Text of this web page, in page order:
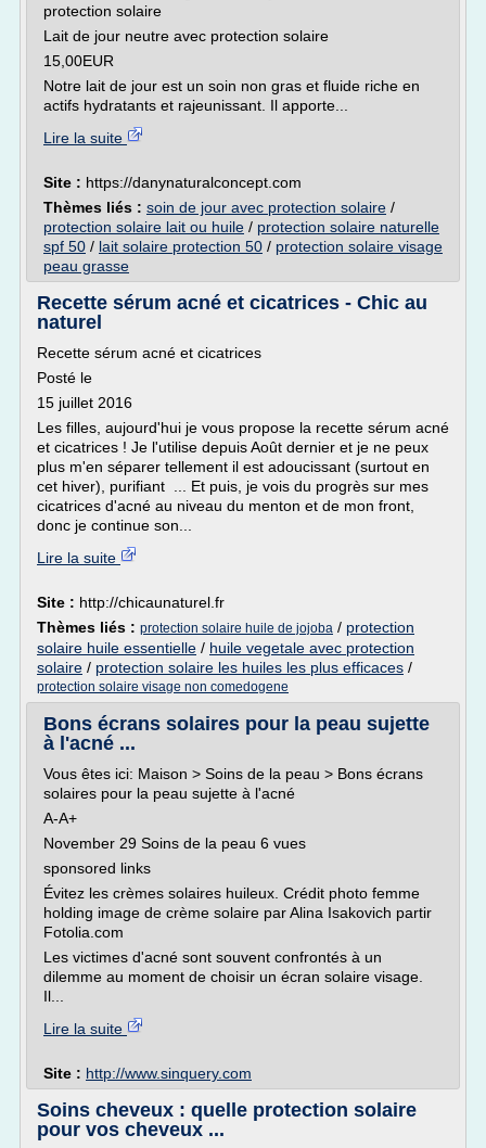
protection solaire
Lait de jour neutre avec protection solaire
15,00EUR
Notre lait de jour est un soin non gras et fluide riche en
actifs hydratants et rajeunissant. Il apporte...
Lire la suite
Site : https://danynaturalconcept.com
Thèmes liés : soin de jour avec protection solaire /
protection solaire lait ou huile / protection solaire naturelle
spf 50 / lait solaire protection 50 / protection solaire visage
peau grasse
Recette sérum acné et cicatrices - Chic au
naturel
Recette sérum acné et cicatrices
Posté le
15 juillet 2016
Les filles, aujourd'hui je vous propose la recette sérum acné
et cicatrices ! Je l'utilise depuis Août dernier et je ne peux
plus m'en séparer tellement il est adoucissant (surtout en
cet hiver), purifiant ... Et puis, je vois du progrès sur mes
cicatrices d'acné au niveau du menton et de mon front,
donc je continue son...
Lire la suite
Site : http://chicaunaturel.fr
Thèmes liés : protection solaire huile de jojoba / protection
solaire huile essentielle / huile vegetale avec protection
solaire / protection solaire les huiles les plus efficaces /
protection solaire visage non comedogene
Bons écrans solaires pour la peau sujette
à l'acné ...
Vous êtes ici: Maison > Soins de la peau > Bons écrans
solaires pour la peau sujette à l'acné
A-A+
November 29 Soins de la peau 6 vues
sponsored links
Évitez les crèmes solaires huileux. Crédit photo femme
holding image de crème solaire par Alina Isakovich partir
Fotolia.com
Les victimes d'acné sont souvent confrontés à un
dilemme au moment de choisir un écran solaire visage.
Il...
Lire la suite
Site : http://www.sinquery.com
Soins cheveux : quelle protection solaire
pour vos cheveux ...